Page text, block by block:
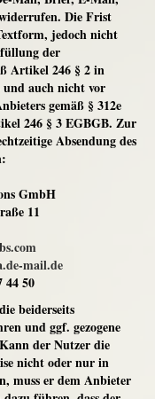
Die Frist
jedoch nicht
der
Artikel 246 § 2 in
auch nicht vor
gemäß § 312e
246 § 3 EGBGB. Zur
Absendung des
GmbH
11
mail.de
44 50
beiderseits
und ggf. gezogene
der Nutzer die
nicht oder nur in
muss er dem Anbieter